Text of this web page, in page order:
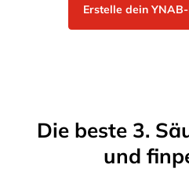
Erstelle dein
Die beste 3.
und